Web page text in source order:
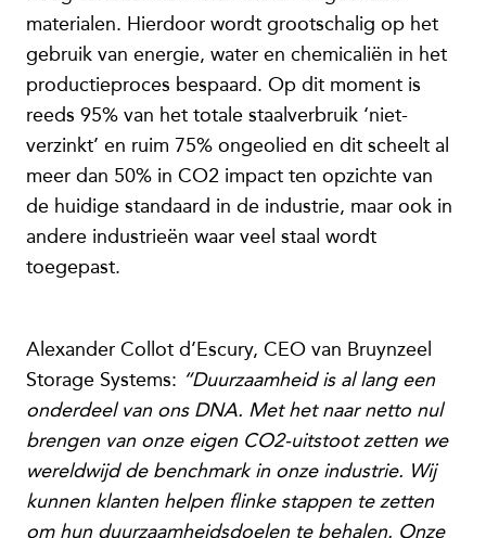
materialen. Hierdoor wordt grootschalig op het
gebruik van energie, water en chemicaliën in het
productieproces bespaard. Op dit moment is
reeds 95% van het totale staalverbruik ‘niet-
verzinkt’ en ruim 75% ongeolied en dit scheelt al
meer dan 50% in CO2 impact ten opzichte van
de huidige standaard in de industrie, maar ook in
andere industrieën waar veel staal wordt
toegepast.
Alexander Collot d’Escury, CEO van Bruynzeel
Storage Systems: “Duurzaamheid is al lang een
onderdeel van ons DNA. Met het naar netto nul
brengen van onze eigen CO2-uitstoot zetten we
wereldwijd de benchmark in onze industrie. Wij
kunnen klanten helpen flinke stappen te zetten
om hun duurzaamheidsdoelen te behalen. Onze